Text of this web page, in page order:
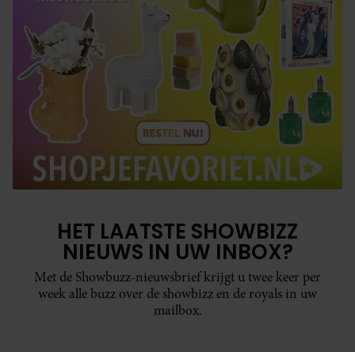
HET LAATSTE SHOWBIZZ
NIEUWS IN UW INBOX?
Met de Showbuzz-nieuwsbrief krijgt u twee keer per
week alle buzz over de showbizz en de royals in uw
mailbox.